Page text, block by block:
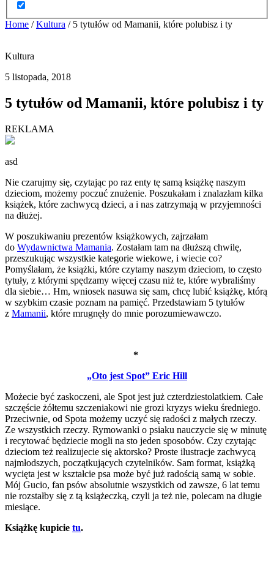
Home / Kultura / 5 tytułów od Mamanii, które polubisz i ty
Kultura
5 listopada, 2018
5 tytułów od Mamanii, które polubisz i ty
REKLAMA
asd
Nie czarujmy się, czytając po raz enty tę samą książkę naszym
dzieciom, możemy poczuć znużenie. Poszukałam i znalazłam kilka
książek, które zachwycą dzieci, a i nas zatrzymają w przyjemności
na dłużej.
W poszukiwaniu prezentów książkowych, zajrzałam
do Wydawnictwa Mamania. Zostałam tam na dłuższą chwilę,
przeszukując wszystkie kategorie wiekowe, i wiecie co?
Pomyślałam, że książki, które czytamy naszym dzieciom, to często
tytuły, z którymi spędzamy więcej czasu niż te, które wybraliśmy
dla siebie… Hm, wniosek nasuwa się sam, chcę lubić książkę, którą
w szybkim czasie poznam na pamięć. Przedstawiam 5 tytułów
z Mamanii, które mrugnęły do mnie porozumiewawczo.
*
„Oto jest Spot” Eric Hill
Możecie być zaskoczeni, ale Spot jest już czterdziestolatkiem. Całe
szczęście żółtemu szczeniakowi nie grozi kryzys wieku średniego.
Przeciwnie, od Spota możemy uczyć się radości z małych rzeczy.
Ze wszystkich rzeczy. Rymowanki o psiaku nauczycie się w minutę
i recytować będziecie mogli na sto jeden sposobów. Czy czytając
dzieciom też realizujecie się aktorsko? Proste ilustracje zachwycą
najmłodszych, początkujących czytelników. Sam format, książką
wycięta jest w kształcie psa może być już radością samą w sobie.
Mój Gucio, fan psów absolutnie wszystkich od zawsze, 6 lat temu
nie rozstałby się z tą książeczką, czyli ja też nie, polecam na długie
miesiące.
Książkę kupicie tu.